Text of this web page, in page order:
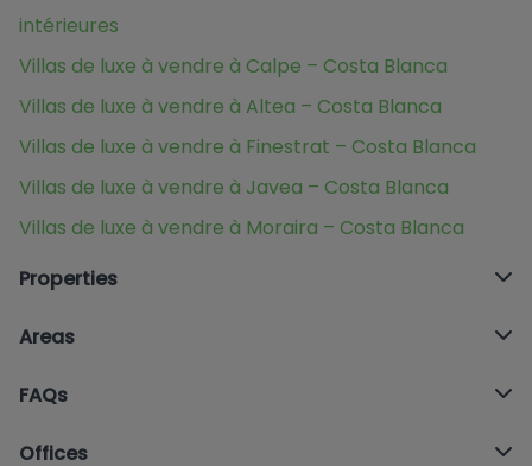
intérieures
Villas de luxe à vendre à Calpe – Costa Blanca
Villas de luxe à vendre à Altea – Costa Blanca
Villas de luxe à vendre à Finestrat – Costa Blanca
Villas de luxe à vendre à Javea – Costa Blanca
Villas de luxe à vendre à Moraira – Costa Blanca
Properties
Areas
FAQs
Offices